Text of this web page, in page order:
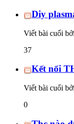
Diy
Viết bài cuối bởi
37
Kết nối
Viết bài cuối bởi
0